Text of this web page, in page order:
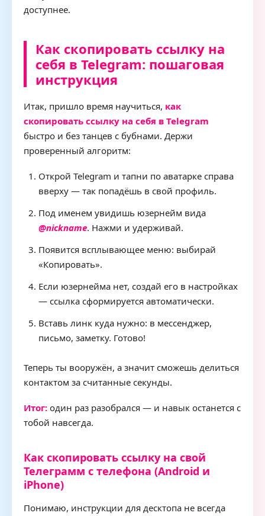
доступнее.
Как скопировать ссылку на
себя в Telegram: пошаговая
инструкция
Итак, пришло время научиться, как
скопировать ссылку на себя в Telegram
быстро и без танцев с бубнами. Держи
проверенный алгоритм:
Открой Telegram и тапни по аватарке справа
вверху — так попадёшь в свой профиль.
Под именем увидишь юзернейм вида
@nickname. Нажми и удерживай.
Появится всплывающее меню: выбирай
«Копировать».
Если юзернейма нет, создай его в настройках
— ссылка сформируется автоматически.
Вставь линк куда нужно: в мессенджер,
письмо, заметку. Готово!
Теперь ты вооружён, а значит сможешь делиться
контактом за считанные секунды.
Итог: один раз разобрался — и навык останется с
тобой навсегда.
Как скопировать ссылку на свой
Телеграмм с телефона (Android и
iPhone)
Понимаю, инструкции для десктопа не всегда